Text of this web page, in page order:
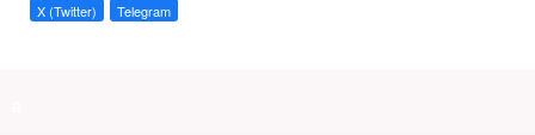
X (Twitter) Telegram